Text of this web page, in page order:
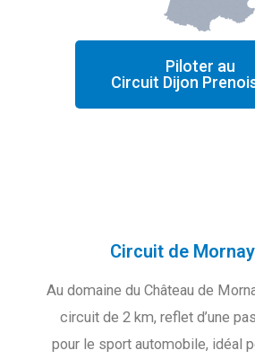
Piloter au
Circuit Dijon
Circuit de
Au domaine du Château de
circuit de 2 km, reflet d’une
pour le sport automobile, idéal